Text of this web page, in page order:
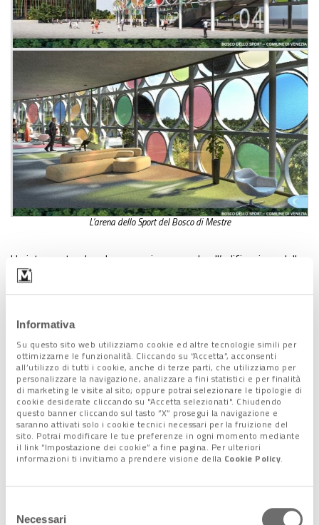
Informativa
Su questo sito web utilizziamo cookie ed altre tecnologie simili per
ottimizzarne le funzionalità. Cliccando su “Accetta”, acconsenti
all’utilizzo di tutti i cookie, anche di terze parti, che utilizziamo per
personalizzare la navigazione, analizzare a fini statistici e per finalità
di marketing le visite al sito; oppure potrai selezionare le tipologie di
cookie desiderate cliccando su "Accetta selezionati". Chiudendo
questo banner cliccando sul tasto “X” prosegui la navigazione e
saranno attivati solo i cookie tecnici necessari per la fruizione del
sito. Potrai modificare le tue preferenze in ogni momento mediante
il link “Impostazione dei cookie” a fine pagina. Per ulteriori
informazioni ti invitiamo a prendere visione della Cookie Policy.
delNecessari
L’arena dello Sport del Bosco di Mestre
Un intervento che, dunque, mira non solo all’edificazione delle
strutture sportive, ma è inserito in una più ampia
riqualificazione ambientale e territoriale, che richiederà un
il passo indietro della Commissione Europea sul parziale
finanziamento (93,5 milioni) con fondi del Pnrr, hanno trovato
copertura, grazie all’interessamento del sindaco di Venezia,
Luigi Brugnaro, attraverso l’intervento del Governo.
Le difficoltà incontrate in itinere dal Bosco dello Sport,
compresi i ricorsi ambientalisti, respinti prima dal Tar del
Veneto e poi anche dal Consiglio di Stato, ne hanno rallentato
la realizzazione. Ora, con il completamento delle gare